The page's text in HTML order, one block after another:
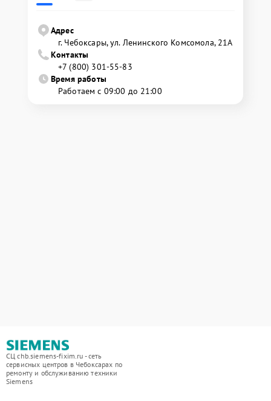
Адрес
г. Чебоксары, ул. Ленинского Комсомола, 21А
Контакты
+7 (800) 301-55-83
Время работы
Работаем с 09:00 до 21:00
СЦ chb.siemens-fixim.ru - сеть
сервисных центров в Чебоксарах по
ремонту и обслуживанию техники
Siemens